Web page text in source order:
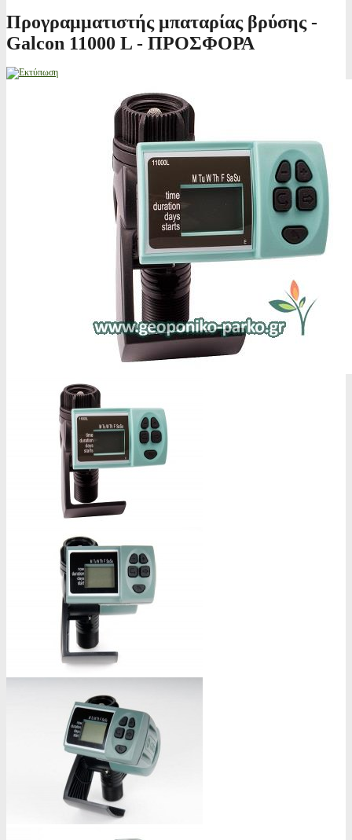
Προγραμματιστής μπαταρίας βρύσης -
Galcon 11000 L - ΠΡΟΣΦΟΡΑ